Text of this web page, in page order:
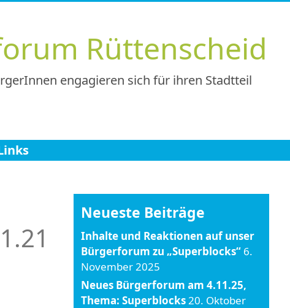
Rüttenscheid
engagieren sich für ihren Stadtteil
Neueste Beiträge
Inhalte und Reaktionen auf unser
Bürgerforum zu „Superblocks“ 6.
November 2025
Neues Bürgerforum am 4.11.25,
Thema: Superblocks20. Oktober